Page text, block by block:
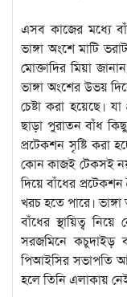
এসব কাজের মধ্যে
ভাঙ্গা অংশে মাটি
মোক্তাদির মিয়া
ভাঙ্গা অংশের উভয়
চেষ্টা করা হয়েছে।
ছাড়া পুরাতন বাঁধ
প্রটেকশন সৃষ্টি করা
কোন কাজই টেকসই
দিয়ে বাঁধের
খরচ হতে পারে।
বাঁধের স্থায়িত্ব
সরজমিনে কচুদাইড়
পিআইসির সভাপতি
হলে তিনি এলাকায়